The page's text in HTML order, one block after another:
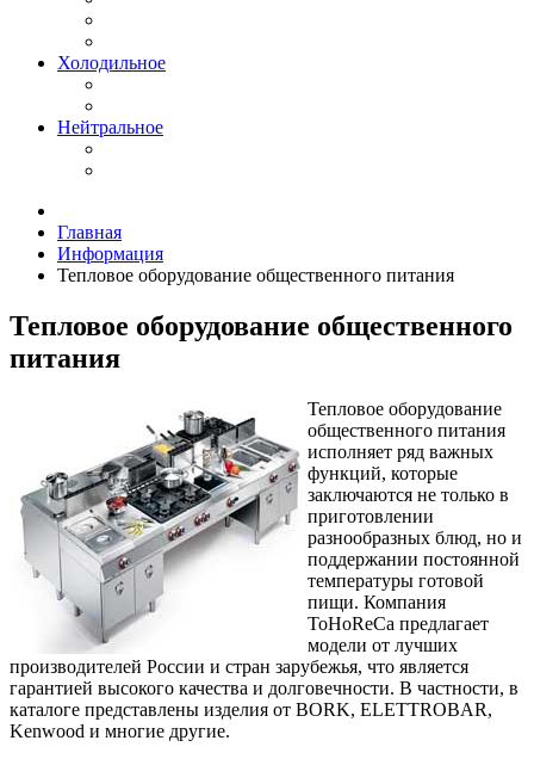
Холодильное
Нейтральное
Главная
Информация
Тепловое оборудование общественного питания
Тепловое оборудование общественного
питания
Тепловое оборудование
общественного питания
исполняет ряд важных
функций, которые
заключаются не только в
приготовлении
разнообразных блюд, но и
поддержании постоянной
температуры готовой
пищи. Компания
ToHoReCa предлагает
модели от лучших
производителей России и стран зарубежья, что является
гарантией высокого качества и долговечности. В частности, в
каталоге представлены изделия от BORK, ELETTROBAR,
Kenwood и многие другие.